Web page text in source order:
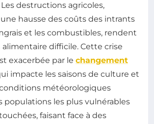
destructions agricoles,
hausse des coûts des intrants
et les combustibles, rendent
alimentaire difficile. Cette crise
exacerbée par le changement
impacte les saisons de culture et
météorologiques
populations les plus vulnérables
faisant face à des